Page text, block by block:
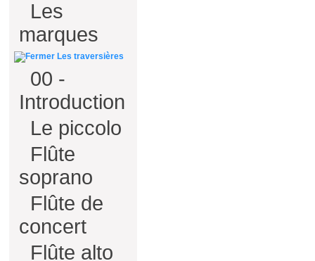
Les
marques
Les traversières
00 -
Introduction
Le piccolo
Flûte
soprano
Flûte de
concert
Flûte alto